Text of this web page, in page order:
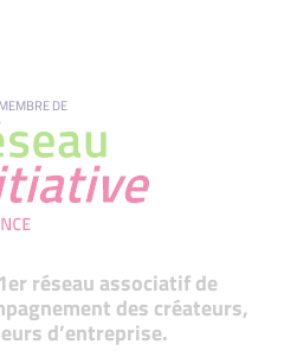
MEMBRE DE
réseau associatif de
des créateurs,
d’entreprise.